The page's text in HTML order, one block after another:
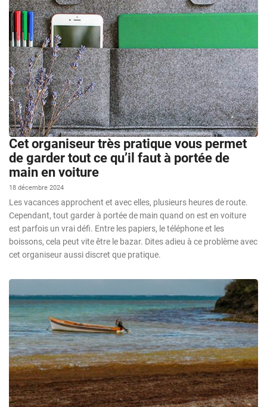
Cet organiseur très pratique vous permet
de garder tout ce qu’il faut à portée de
main en voiture
18 décembre 2024
Les vacances approchent et avec elles, plusieurs heures de route.
Cependant, tout garder à portée de main quand on est en voiture
est parfois un vrai défi. Entre les papiers, le téléphone et les
boissons, cela peut vite être le bazar. Dites adieu à ce problème avec
cet organiseur aussi discret que pratique.